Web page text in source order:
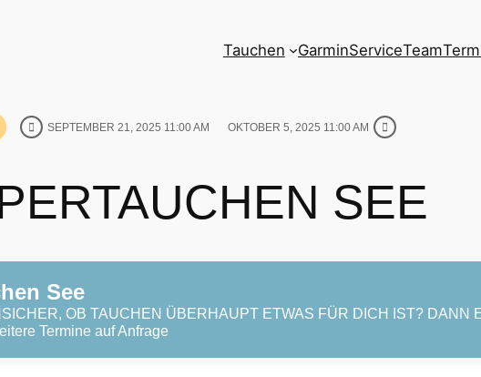
Tauchen GarminServiceTeam
SEPTEMBER 21, 2025 11:00 AM OKTOBER 5, 2025 11:00 AM
SEE
See
OB TAUCHEN ÜBERHAUPT ETWAS FÜR DICH IST? DANN
Termine auf Anfrage